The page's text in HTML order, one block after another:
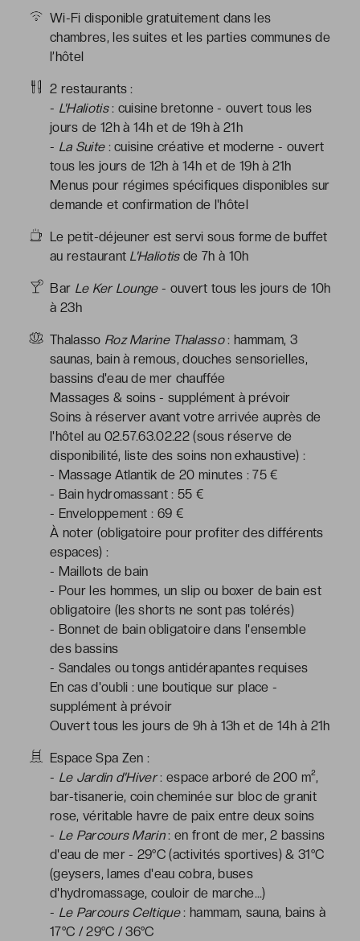
Wi-Fi disponible gratuitement dans les
chambres, les suites et les parties communes de
l’hôtel
2 restaurants :
- L'Haliotis: cuisine bretonne - ouvert tous les
jours de 12h à 14h et de 19h à 21h
- La Suite: cuisine créative et moderne - ouvert
tous les jours de 12h à 14h et de 19h à 21h
Menus pour régimes spécifiques disponibles sur
demande et confirmation de l'hôtel
Le petit-déjeuner est servi sous forme de buffet
au restaurant L'Haliotisde 7h à 10h
Bar Le Ker Lounge- ouvert tous les jours de 10h
à 23h
Thalasso Roz Marine Thalasso: hammam, 3
saunas, bain à remous, douches sensorielles,
bassins d'eau de mer chauffée
Massages & soins - supplément à prévoir
Soins à réserver avant votre arrivée auprès de
l'hôtel au 02.57.63.02.22 (sous réserve de
disponibilité, liste des soins non exhaustive) :
- Massage Atlantik de 20 minutes : 75 €
- Bain hydromassant : 55 €
- Enveloppement : 69 €
À noter (obligatoire pour profiter des différents
espaces) :
- Maillots de bain
- Pour les hommes, un slip ou boxer de bain est
obligatoire (les shorts ne sont pas tolérés)
- Bonnet de bain obligatoire dans l'ensemble
des bassins
- Sandales ou tongs antidérapantes requises
En cas d'oubli : une boutique sur place -
supplément à prévoir
Ouvert tous les jours de 9h à 13h et de 14h à 21h
Espace Spa Zen :
- Le Jardin d'Hiver: espace arboré de 200 m²,
bar-tisanerie, coin cheminée sur bloc de granit
rose, véritable havre de paix entre deux soins
- Le Parcours Marin: en front de mer, 2 bassins
d'eau de mer - 29°C (activités sportives) & 31°C
(geysers, lames d'eau cobra, buses
d'hydromassage, couloir de marche…)
- Le Parcours Celtique: hammam, sauna, bains à
17°C / 29°C / 36°C